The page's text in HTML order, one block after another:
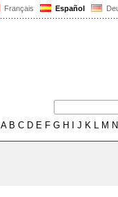
Français Español
AB C D E F G H J K L M N